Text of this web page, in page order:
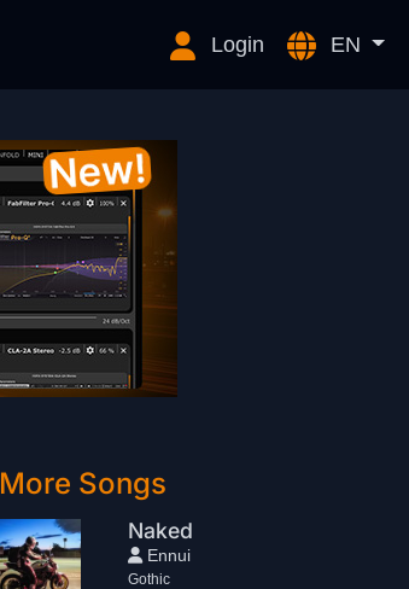
Login EN
More Songs
Naked
Ennui
Gothic